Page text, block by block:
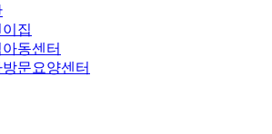
집
동센터
문요양센터